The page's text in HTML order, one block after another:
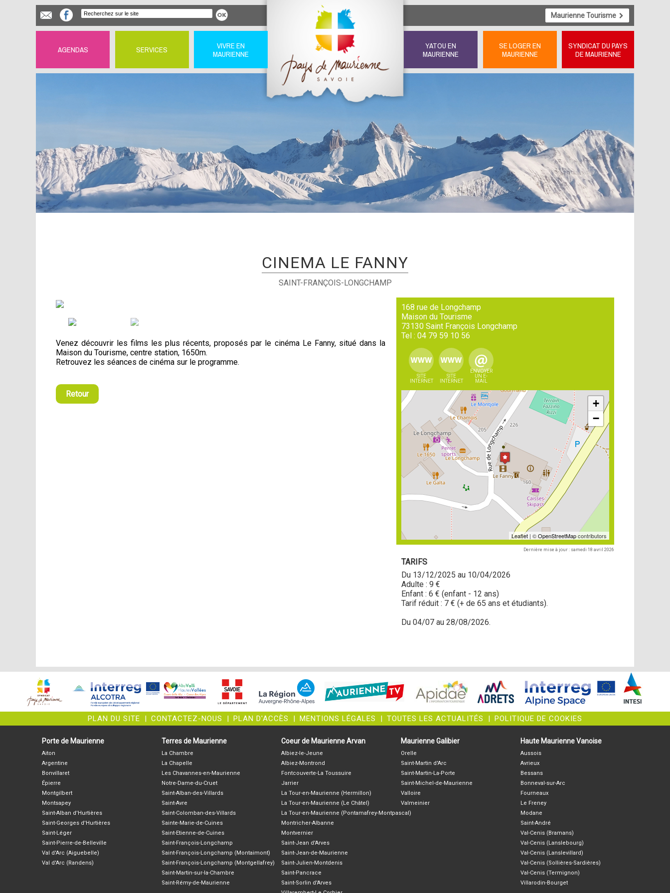
Maurienne Tourisme
AGENDAS SERVICES
VIVRE EN
MAURIENNE
YATOU EN
MAURIENNE
SE LOGER EN
MAURIENNE
SYNDICAT DU PAYS
DE MAURIENNE
CINEMA LE FANNY
SAINT-FRANÇOIS-LONGCHAMP
Venez découvrir les films les plus récents, proposés par le cinéma Le Fanny, situé dans la
Maison du Tourisme, centre station, 1650m.
Retrouvez les séances de cinéma sur le programme.
Retour
168 rue de Longchamp
Maison du Tourisme
73130 Saint François Longchamp
Tel : 04 79 59 10 56
SITE
INTERNET
SITE
INTERNET
ENVOYER
UN E-
MAIL
+
−
Leaflet| ©OpenStreetMapcontributors
Dernière mise à jour : samedi 18 avril 2026
TARIFS
Du 13/12/2025 au 10/04/2026
Adulte : 9 €
Enfant : 6 € (enfant - 12 ans)
Tarif réduit : 7 € (+ de 65 ans et étudiants).
Du 04/07 au 28/08/2026.
PLAN DU SITE | CONTACTEZ-NOUS | PLAN D'ACCÈS | MENTIONS LÉGALES | TOUTES LES ACTUALITÉS | POLITIQUE DE COOKIES
Porte de Maurienne
Aiton
Argentine
Bonvillaret
Épierre
Montgilbert
Montsapey
Saint-Alban d'Hurtières
Saint-Georges d'Hurtières
Saint-Léger
Saint-Pierre-de-Belleville
Val d'Arc (Aiguebelle)
Val d'Arc (Randens)
Terres de Maurienne
La Chambre
La Chapelle
Les Chavannes-en-Maurienne
Notre-Dame-du-Cruet
Saint-Alban-des-Villards
Saint-Avre
Saint-Colomban-des-Villards
Sainte-Marie-de-Cuines
Saint-Etienne-de-Cuines
Saint-François-Longchamp
Saint-François-Longchamp (Montaimont)
Saint-François-Longchamp (Montgellafrey)
Saint-Martin-sur-la-Chambre
Saint-Rémy-de-Maurienne
Coeur de Maurienne Arvan
Albiez-le-Jeune
Albiez-Montrond
Fontcouverte-La Toussuire
Jarrier
La Tour-en-Maurienne (Hermillon)
La Tour-en-Maurienne (Le Châtel)
La Tour-en-Maurienne (Pontamafrey-Montpascal)
Montricher-Albanne
Montvernier
Saint-Jean d'Arves
Saint-Jean-de-Maurienne
Saint-Julien-Montdenis
Saint-Pancrace
Saint-Sorlin d'Arves
Maurienne Galibier
Orelle
Saint-Martin d'Arc
Saint-Martin-La-Porte
Saint-Michel-de-Maurienne
Valloire
Valmeinier
Haute Maurienne Vanoise
Aussois
Avrieux
Bessans
Bonneval-sur-Arc
Fourneaux
Le Freney
Modane
Saint-André
Val-Cenis (Bramans)
Val-Cenis (Lanslebourg)
Val-Cenis (Lanslevillard)
Val-Cenis (Sollières-Sardières)
Val-Cenis (Termignon)
Villarodin-Bourget